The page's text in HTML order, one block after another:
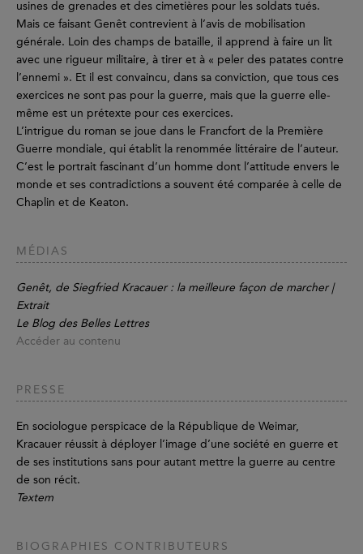
usines de grenades et des cimetières pour les soldats tués.
Mais ce faisant Genêt contrevient à l’avis de mobilisation
générale. Loin des champs de bataille, il apprend à faire un lit
avec une rigueur militaire, à tirer et à « peler des patates contre
l’ennemi ». Et il est convaincu, dans sa conviction, que tous ces
exercices ne sont pas pour la guerre, mais que la guerre elle-
même est un prétexte pour ces exercices.
L’intrigue du roman se joue dans le Francfort de la Première
Guerre mondiale, qui établit la renommée littéraire de l’auteur.
C’est le portrait fascinant d’un homme dont l’attitude envers le
monde et ses contradictions a souvent été comparée à celle de
Chaplin et de Keaton.
MÉDIAS
Genêt, de Siegfried Kracauer : la meilleure façon de marcher |
Extrait
Le Blog des Belles Lettres
Accéder au contenu
PRESSE
En sociologue perspicace de la République de Weimar,
Kracauer réussit à déployer l’image d’une société en guerre et
de ses institutions sans pour autant mettre la guerre au centre
de son récit.
Textem
BIOGRAPHIES CONTRIBUTEURS